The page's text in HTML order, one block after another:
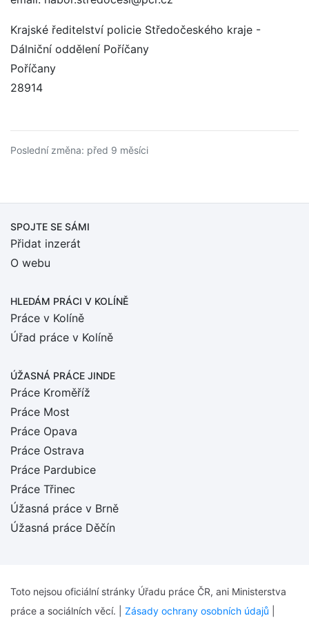
Krajské ředitelství policie Středočeského kraje -
Dálniční oddělení Poříčany
Poříčany
28914
Poslední změna: před 9 měsíci
SPOJTE SE SÁMI
Přidat inzerát
O webu
HLEDÁM PRÁCI V KOLÍNĚ
Práce v Kolíně
Úřad práce v Kolíně
ÚŽASNÁ PRÁCE JINDE
Práce Kroměříž
Práce Most
Práce Opava
Práce Ostrava
Práce Pardubice
Práce Třinec
Úžasná práce v Brně
Úžasná práce Děčín
Toto nejsou oficiální stránky Úřadu práce ČR, ani Ministerstva
práce a sociálních věcí. | Zásady ochrany osobních údajů